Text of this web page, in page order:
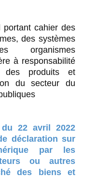
portant cahier des
des systèmes
organismes
à responsabilité
des produits et
du secteur du
22 avril 2022
déclaration sur
par les
ou autres
des biens et